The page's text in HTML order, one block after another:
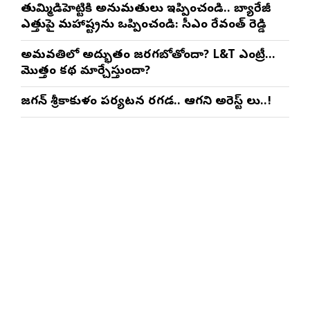
తుమ్మిడిహెట్టికి అనుమ‌తులు ఇప్పించండి.. బ్యారేజీ
ఎత్తుపై మ‌హారాష్ట్రను ఒప్పించండి: సీఎం రేవంత్ రెడ్డి
అమరావతిలో అద్భుతం జరగబోతోందా? L&T ఎంట్రీ…
మొత్తం కథ మార్చేస్తుందా?
జగన్ శ్రీకాకుళం పర్యటన రగడ.. ఆగని అరెస్ట్ లు..!